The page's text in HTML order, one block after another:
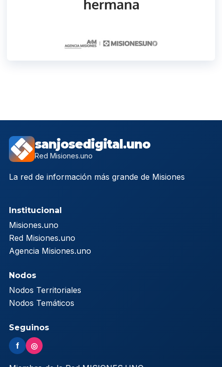
sanjosedigital.uno
Red Misiones.uno
La red de información más grande de Misiones
Institucional
Misiones.uno
Red Misiones.uno
Agencia Misiones.uno
Nodos
Nodos Territoriales
Nodos Temáticos
Seguinos
f ◎